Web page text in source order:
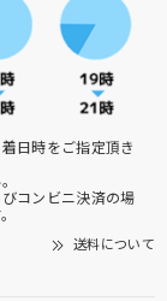
日時をご指定頂き
コンビニ決済の場
送料について